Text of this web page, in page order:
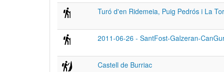
Turó d'en Ridemeia, Puig Pedrós i La
2011-06-26 - SantFost-Galzeran-
Castell de Burriac